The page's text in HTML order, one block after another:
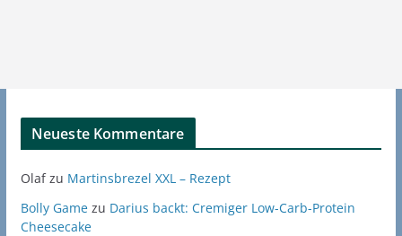
Neueste Kommentare
Olafzu Martinsbrezel XXL – Rezept
Bolly Gamezu Darius backt: Cremiger Low-Carb-Protein
Cheesecake